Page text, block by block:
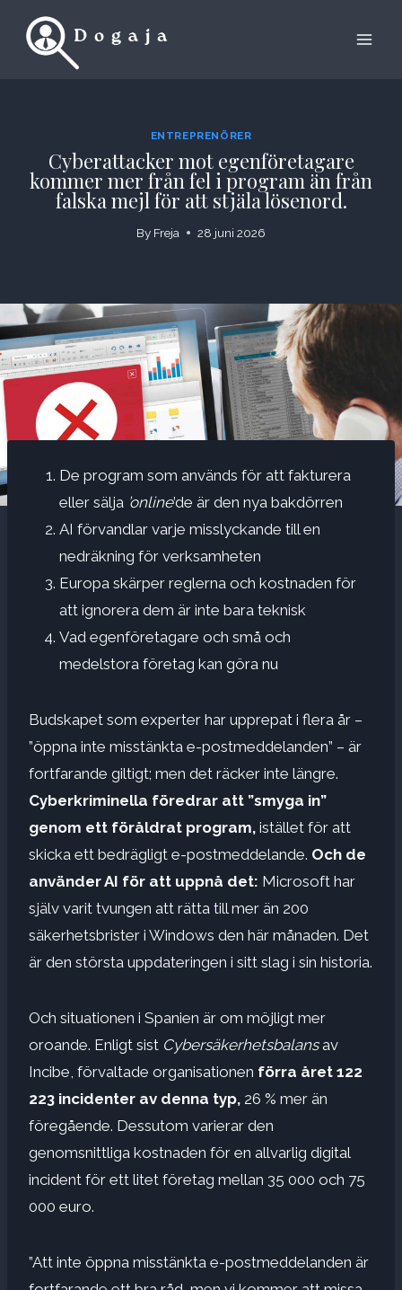
ENTREPRENÖRER
Cyberattacker mot egenföretagare
kommer mer från fel i program än från
falska mejl för att stjäla lösenord.
By Freja 28 juni 2026
De program som används för att fakturera
eller sälja ’online’de är den nya bakdörren
AI förvandlar varje misslyckande till en
nedräkning för verksamheten
Europa skärper reglerna och kostnaden för
att ignorera dem är inte bara teknisk
Vad egenföretagare och små och
medelstora företag kan göra nu
Budskapet som experter har upprepat i flera år –
”öppna inte misstänkta e-postmeddelanden” – är
fortfarande giltigt; men det räcker inte längre.
Cyberkriminella föredrar att ”smyga in”
genom ett föråldrat program, istället för att
skicka ett bedrägligt e-postmeddelande. Och de
använder AI för att uppnå det: Microsoft har
själv varit tvungen att rätta till mer än 200
säkerhetsbrister i Windows den här månaden. Det
är den största uppdateringen i sitt slag i sin historia.
Och situationen i Spanien är om möjligt mer
oroande. Enligt sist Cybersäkerhetsbalansav
Incibe, förvaltade organisationen förra året 122
223 incidenter av denna typ, 26 % mer än
föregående. Dessutom varierar den
genomsnittliga kostnaden för en allvarlig digital
incident för ett litet företag mellan 35 000 och 75
000 euro.
”Att inte öppna misstänkta e-postmeddelanden är